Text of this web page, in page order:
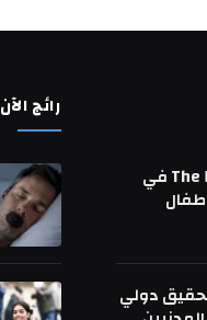
حظر إعلان فيلم The Mummy في
دولي
رائج الآن